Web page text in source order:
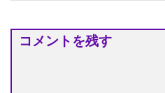
コメントを残す